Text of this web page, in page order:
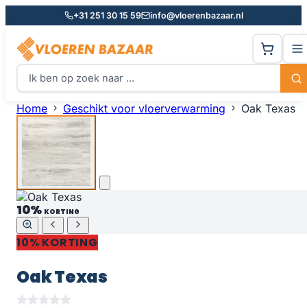
+31 251 30 15 59 info@vloerenbazaar.nl
Home Geschikt voor vloerverwarming Oak Texas
10% KORTING
10% KORTING
Oak Texas